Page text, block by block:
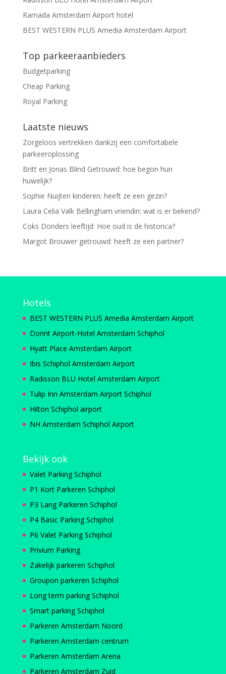
Ramada Amsterdam Airport hotel
BEST WESTERN PLUS Amedia Amsterdam Airport
Top parkeeraanbieders
Budgetparking
Cheap Parking
Royal Parking
Laatste nieuws
Zorgeloos vertrekken dankzij een comfortabele
parkeeroplossing
Britt en Jonas Blind Getrouwd: hoe begon hun
huwelijk?
Sophie Nuijten kinderen: heeft ze een gezin?
Laura Celia Valk Bellingham vriendin: wat is er bekend?
Coks Donders leeftijd: Hoe oud is de historica?
Margot Brouwer getrouwd: heeft ze een partner?
Hotels
BEST WESTERN PLUS Amedia Amsterdam Airport
Dorint Airport-Hotel Amsterdam Schiphol
Hyatt Place Amsterdam Airport
Ibis Schiphol Amsterdam Airport
Radisson BLU Hotel Amsterdam Airport
Tulip Inn Amsterdam Airport Schiphol
Hilton Schiphol airport
NH Amsterdam Schiphol Airport
Bekijk ook
Valet Parking Schiphol
P1 Kort Parkeren Schiphol
P3 Lang Parkeren Schiphol
P4 Basic Parking Schiphol
P6 Valet Parking Schiphol
Privium Parking
Zakelijk parkeren Schiphol
Groupon parkeren Schiphol
Long term parking Schiphol
Smart parking Schiphol
Parkeren Amsterdam Noord
Parkeren Amsterdam centrum
Parkeren Amsterdam Arena
Parkeren Amsterdam Zuid